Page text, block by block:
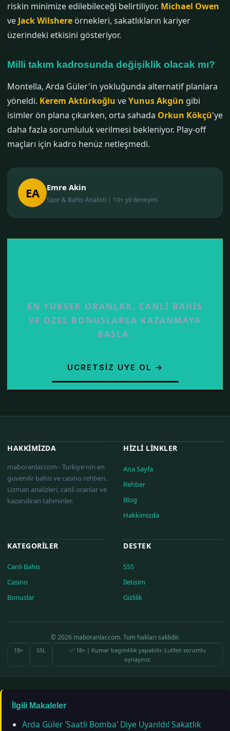
riskin minimize edilebileceği belirtiliyor. Michael Owen
ve Jack Wilshere örnekleri, sakatlıkların kariyer
üzerindeki etkisini gösteriyor.
Milli takım kadrosunda değişiklik olacak mı?
Montella, Arda Güler'in yokluğunda alternatif planlara
yöneldi. Kerem Aktürkoğlu veYunus Akgün gibi
isimler ön plana çıkarken, orta sahada Orkun Kökçü'ye
daha fazla sorumluluk verilmesi bekleniyor. Play-off
maçları için kadro henüz netleşmedi.
EA Emre Akin
Spor & Bahis Analisti | 10+ yil deneyim
EN YUKSEK ORANLAR, CANLI BAHIS
VE OZEL BONUSLARLA KAZANMAYA
BASLA.
UCRETSIZ UYE OL →
HAKKIMIZDA
maboranlar.com - Turkiye'nin en
guvenilir bahis ve casino rehberi.
Uzman analizleri, canli oranlar ve
kazandiran tahminler.
HIZLI LINKLER
Ana Sayfa
Rehber
Blog
Hakkimizda
KATEGORILER
Canli Bahis
Casino
Bonuslar
DESTEK
SSS
Iletisim
Gizlilik
© 2026 maboranlar.com. Tum haklari saklidir.
18+ SSL
✅ 18+ | Kumar bagimlilik yapabilir. Lutfen sorumlu
oynayiniz.
İlgili Makaleler
Arda Güler 'Saatli Bomba' Diye Uyarıldı! Sakatlık